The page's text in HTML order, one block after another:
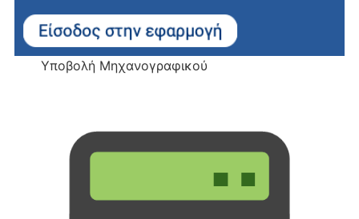
Υποβολή Μηχανογραφικού